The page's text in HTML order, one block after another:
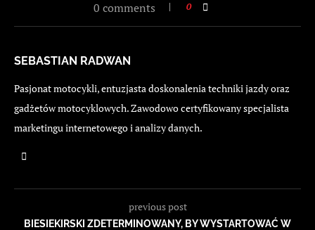
0 comments 0
SEBASTIAN RADWAN
Pasjonat motocykli, entuzjasta doskonalenia techniki jazdy oraz
gadżetów motocyklowych. Zawodowo certyfikowany specjalista
marketingu internetowego i analizy danych.
previous post
BIESIEKIRSKI ZDETERMINOWANY, BY WYSTARTOWAĆ W